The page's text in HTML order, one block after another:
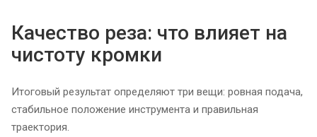
Качество реза: что влияет на
чистоту кромки
Итоговый результат определяют три вещи: ровная подача,
стабильное положение инструмента и правильная
траектория.